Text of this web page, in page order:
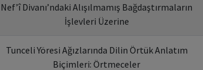
Nef’î Divanı’ndaki Alışılmamış Bağdaştırmaların
İşlevleri Üzerine
Tunceli Yöresi Ağızlarında Dilin Örtük Anlatım
Biçimleri: Örtmeceler